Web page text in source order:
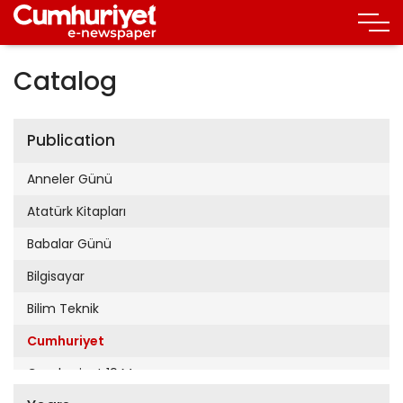
Catalog
Publication
Anneler Günü
Atatürk Kitapları
Babalar Günü
Bilgisayar
Bilim Teknik
Cumhuriyet
Cumhuriyet 19 Mayıs